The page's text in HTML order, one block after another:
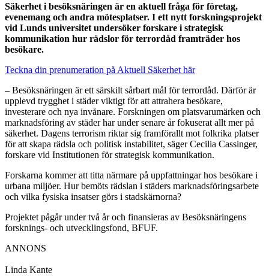
Säkerhet i besöksnäringen är en aktuell fråga för företag,
evenemang och andra mötesplatser. I ett nytt forskningsprojekt
vid Lunds universitet undersöker forskare i strategisk
kommunikation hur rädslor för terrordåd framträder hos
besökare.
Teckna din prenumeration på Aktuell Säkerhet här
– Besöksnäringen är ett särskilt sårbart mål för terrordåd. Därför är
upplevd trygghet i städer viktigt för att attrahera besökare,
investerare och nya invånare. Forskningen om platsvarumärken och
marknadsföring av städer har under senare år fokuserat allt mer på
säkerhet. Dagens terrorism riktar sig framförallt mot folkrika platser
för att skapa rädsla och politisk instabilitet, säger Cecilia Cassinger,
forskare vid Institutionen för strategisk kommunikation.
Forskarna kommer att titta närmare på uppfattningar hos besökare i
urbana miljöer. Hur bemöts rädslan i städers marknadsföringsarbete
och vilka fysiska insatser görs i stadskärnorna?
Projektet pågår under två år och finansieras av Besöksnäringens
forsknings- och utvecklingsfond, BFUF.
ANNONS
Linda Kante